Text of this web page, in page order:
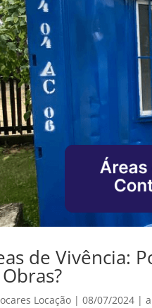
de Vivência:
Locação |08/07/2024 |